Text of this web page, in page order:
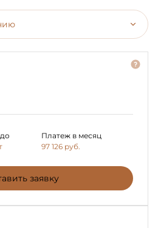
Платеж в месяц
97 126 руб.
заявку